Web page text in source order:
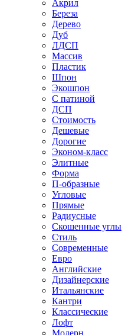
Акрил
Береза
Дерево
Дуб
ЛДСП
Массив
Пластик
Шпон
Экошпон
С патиной
ДСП
Стоимость
Дешевые
Дорогие
Эконом-класс
Элитные
Форма
П-образные
Угловые
Прямые
Радиусные
Скошенные углы
Стиль
Современные
Евро
Английские
Дизайнерские
Итальянские
Кантри
Классические
Лофт
Модерн